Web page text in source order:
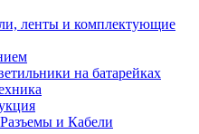
ленты и комплектующие
на батарейках
и Кабели